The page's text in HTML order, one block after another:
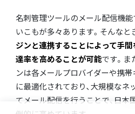
名刺管理ツールのメール配信機
いこもが多々あります。そんなと
ジンと連携することによって手
達率を高めることが可能です。ま
ンは各メールプロバイダーや携
に最適化されており、大規模なネ
てメール配信を行うことで、日本